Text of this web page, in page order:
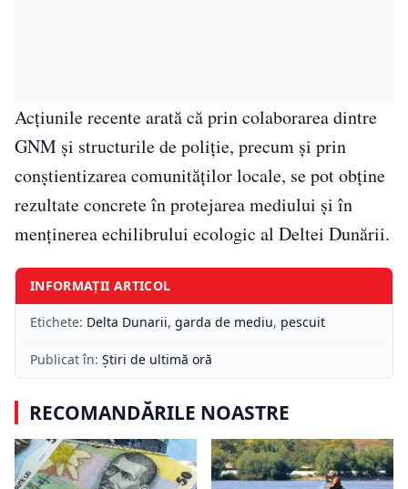
Acțiunile recente arată că prin colaborarea dintre
GNM și structurile de poliție, precum și prin
conștientizarea comunităților locale, se pot obține
rezultate concrete în protejarea mediului și în
menținerea echilibrului ecologic al Deltei Dunării.
INFORMAȚII ARTICOL
Etichete: Delta Dunarii, garda de mediu, pescuit
Publicat în: Știri de ultimă oră
RECOMANDĂRILE NOASTRE